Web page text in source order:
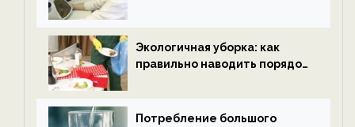
ECOportal
Экологичная уборка: как
правильно наводить порядок
Потребление большого